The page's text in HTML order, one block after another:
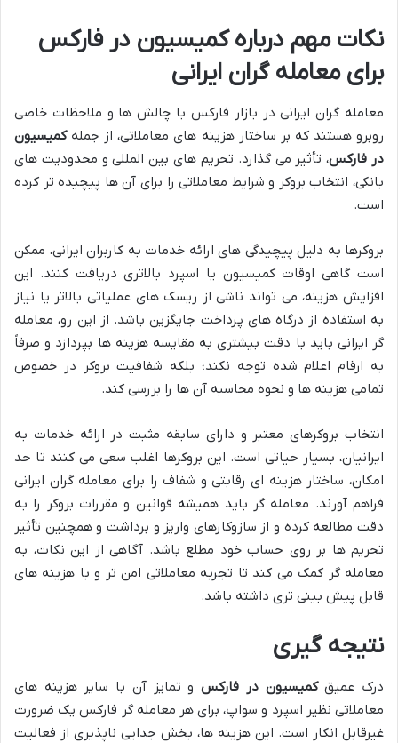
نکات مهم درباره کمیسیون در فارکس
برای معامله گران ایرانی
معامله گران ایرانی در بازار فارکس با چالش ها و ملاحظات خاصی
روبرو هستند که بر ساختار هزینه های معاملاتی، از جملهکمیسیون
در فارکس، تأثیر می گذارد. تحریم های بین المللی و محدودیت های
بانکی، انتخاب بروکر و شرایط معاملاتی را برای آن ها پیچیده تر کرده
است.
بروکرها به دلیل پیچیدگی های ارائه خدمات به کاربران ایرانی، ممکن
است گاهی اوقات کمیسیون یا اسپرد بالاتری دریافت کنند. این
افزایش هزینه، می تواند ناشی از ریسک های عملیاتی بالاتر یا نیاز
به استفاده از درگاه های پرداخت جایگزین باشد. از این رو، معامله
گر ایرانی باید با دقت بیشتری به مقایسه هزینه ها بپردازد و صرفاً
به ارقام اعلام شده توجه نکند؛ بلکه شفافیت بروکر در خصوص
تمامی هزینه ها و نحوه محاسبه آن ها را بررسی کند.
انتخاب بروکرهای معتبر و دارای سابقه مثبت در ارائه خدمات به
ایرانیان، بسیار حیاتی است. این بروکرها اغلب سعی می کنند تا حد
امکان، ساختار هزینه ای رقابتی و شفاف را برای معامله گران ایرانی
فراهم آورند. معامله گر باید همیشه قوانین و مقررات بروکر را به
دقت مطالعه کرده و از سازوکارهای واریز و برداشت و همچنین تأثیر
تحریم ها بر روی حساب خود مطلع باشد. آگاهی از این نکات، به
معامله گر کمک می کند تا تجربه معاملاتی امن تر و با هزینه های
قابل پیش بینی تری داشته باشد.
نتیجه گیری
درک عمیقکمیسیون در فارکسو تمایز آن با سایر هزینه های
معاملاتی نظیر اسپرد و سواپ، برای هر معامله گر فارکس یک ضرورت
غیرقابل انکار است. این هزینه ها، بخش جدایی ناپذیری از فعالیت